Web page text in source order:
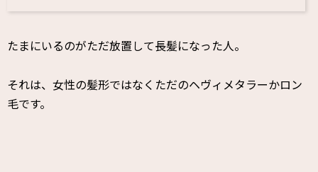
たまにいるのがただ放置して長髪になった人。
それは、女性の髪形ではなくただのヘヴィメタラーかロン
毛です。